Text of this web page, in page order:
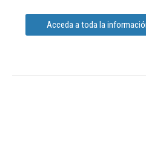
Acceda a toda la